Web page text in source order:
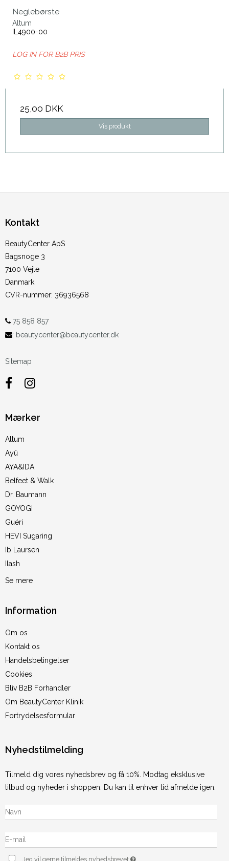
Neglebørste
Altum
IL4900-00
LOG IN FOR B2B PRIS
25,00 DKK
Vis produkt
Kontakt
BeautyCenter ApS
Bagsnoge 3
7100 Vejle
Danmark
CVR-nummer: 36936568
75 858 857
: beautycenter@beautycenter.dk
Sitemap
Mærker
Altum
Ayû
AYA&IDA
Belfeet & Walk
Dr. Baumann
GOYOGI
Guéri
HEVI Sugaring
Ib Laursen
Ilash
Se mere
Information
Om os
Kontakt os
Handelsbetingelser
Cookies
Bliv B2B Forhandler
Om BeautyCenter Klinik
Fortrydelsesformular
Nyhedstilmelding
Tilmeld dig vores nyhedsbrev og få 10%. Modtag eksklusive
tilbud og nyheder i shoppen. Du kan til enhver tid afmelde igen.
Jeg vil gerne tilmeldes nyhedsbrevet